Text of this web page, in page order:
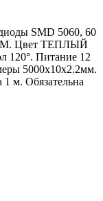
SMD 5060, 60
Цвет ТЕПЛЫЙ
120°. Питание 12
5000x10x2.2мм.
м. Обязательна